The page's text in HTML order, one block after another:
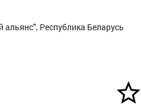
альянс", Республика Беларусь